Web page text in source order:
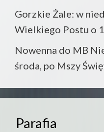
Gorzkie Żale: w
Wielkiego Postu o
Nowenna do MB
środa, po Mszy
Parafia